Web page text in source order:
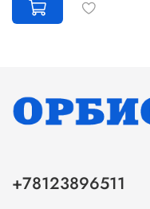
+78123896511